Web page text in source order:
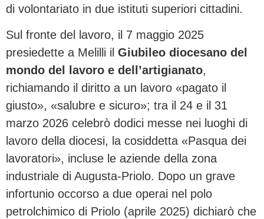
di volontariato in due istituti superiori cittadini.
Sul fronte del lavoro, il 7 maggio 2025
presiedette a Melilli il Giubileo diocesano del
mondo del lavoro e dell’artigianato,
richiamando il diritto a un lavoro «pagato il
giusto», «salubre e sicuro»; tra il 24 e il 31
marzo 2026 celebrò dodici messe nei luoghi di
lavoro della diocesi, la cosiddetta «Pasqua dei
lavoratori», incluse le aziende della zona
industriale di Augusta-Priolo. Dopo un grave
infortunio occorso a due operai nel polo
petrolchimico di Priolo (aprile 2025) dichiarò che